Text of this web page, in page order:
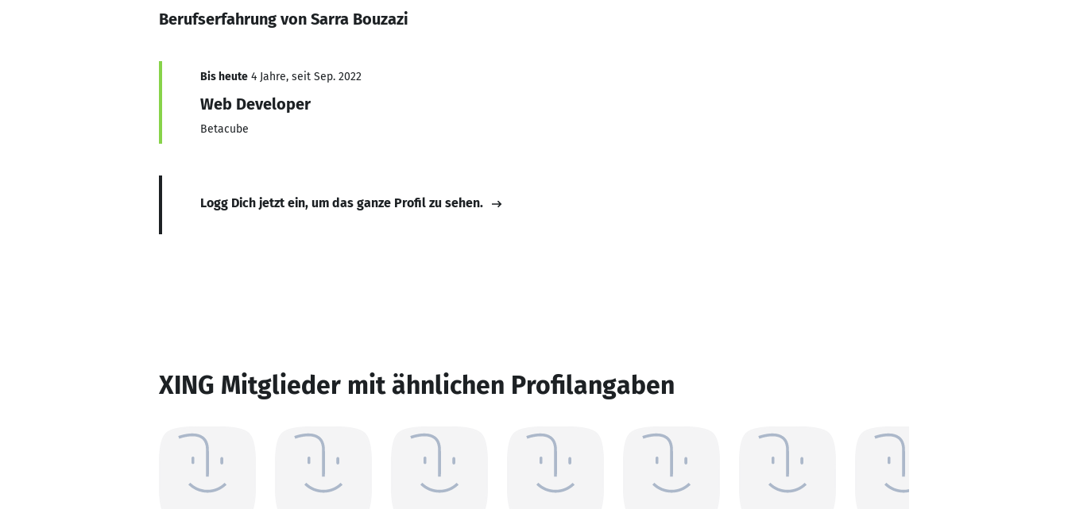
Berufserfahrung von Sarra Bouzazi
Bis heute 4 Jahre, seit Sep. 2022
Web Developer
Betacube
Logg Dich jetzt ein, um das ganze Profil zu sehen.
XING Mitglieder mit ähnlichen Profilangaben